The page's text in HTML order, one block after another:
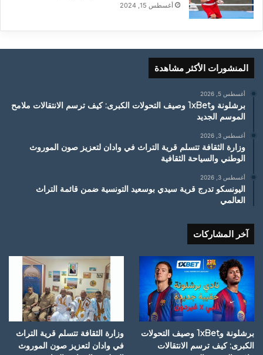
أغسطس 15, 2024
المنشورات الأكثر مشاهدة
أغسطس 5, 2026
برشلونة و1xBet وصيف التحولات الكبرى: كيف ترسم الانتقالات ملامح
الموسم الجديد
أغسطس 3, 2026
وزارة الثقافة تتسلم قرية التراث في وادان لتعزيز صون الموروث
الوطني والسياحة الثقافية
أغسطس 3, 2026
اليونسكو تدرج قرية سيدي بوسعيد التونسية ضمن قائمة التراث
العالمي
آخر المشاركات
برشلونة و1xBet وصيف التحولات
الكبرى: كيف ترسم الانتقالات
وزارة الثقافة تتسلم قرية التراث
في وادان لتعزيز صون الموروث